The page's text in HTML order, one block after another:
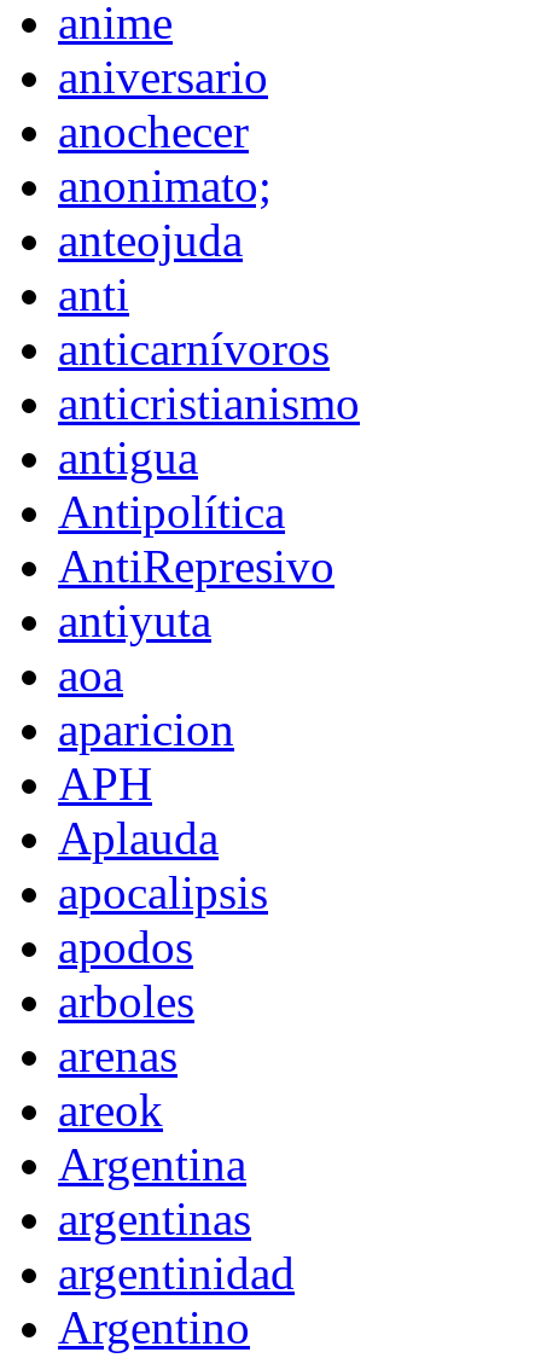
anime
aniversario
anochecer
anonimato;
anteojuda
anti
anticarnívoros
anticristianismo
antigua
Antipolítica
AntiRepresivo
antiyuta
aoa
aparicion
APH
Aplauda
apocalipsis
apodos
arboles
arenas
areok
Argentina
argentinas
argentinidad
Argentino